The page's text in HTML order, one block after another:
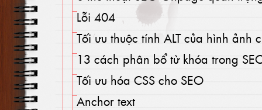
Lỗi 404
Tối ưu thuộc tính ALT của hình ảnh
13 cách phân bổ từ khóa trong
Tối ưu hóa CSS cho SEO
Anchor text